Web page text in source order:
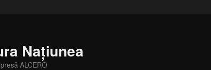
Națiunea
ALCERO